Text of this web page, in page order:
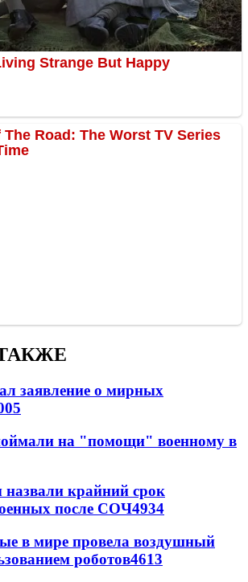
заявление о мирных
на "помощи" военному в
крайний срок
после СОЧ4934
в мире провела воздушный
роботов4613